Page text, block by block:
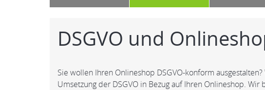
DSGVO und
Sie wollen Ihren Onlineshop DSGVO-konform
Umsetzung der DSGVO in Bezug auf Ihren Onlineshop.